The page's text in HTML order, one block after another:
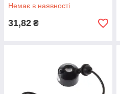
Немає в наявності
31,82 ₴